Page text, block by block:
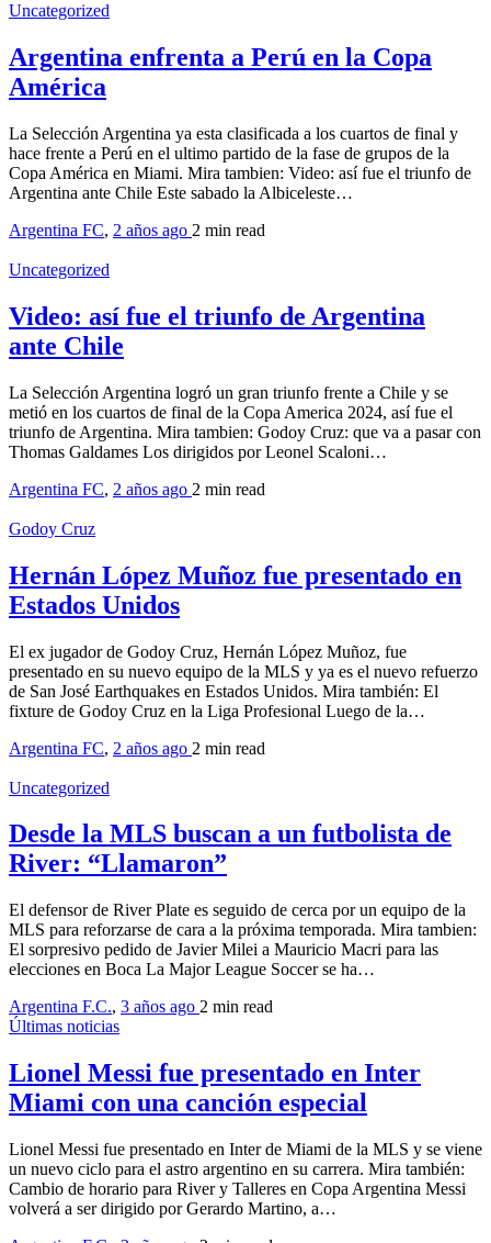
Uncategorized
Argentina enfrenta a Perú en la Copa
América
La Selección Argentina ya esta clasificada a los cuartos de final y
hace frente a Perú en el ultimo partido de la fase de grupos de la
Copa América en Miami. Mira tambien: Video: así fue el triunfo de
Argentina ante Chile Este sabado la Albiceleste…
Argentina FC, 2 años ago 2 min read
Uncategorized
Video: así fue el triunfo de Argentina
ante Chile
La Selección Argentina logró un gran triunfo frente a Chile y se
metió en los cuartos de final de la Copa America 2024, así fue el
triunfo de Argentina. Mira tambien: Godoy Cruz: que va a pasar con
Thomas Galdames Los dirigidos por Leonel Scaloni…
Argentina FC, 2 años ago 2 min read
Godoy Cruz
Hernán López Muñoz fue presentado en
Estados Unidos
El ex jugador de Godoy Cruz, Hernán López Muñoz, fue
presentado en su nuevo equipo de la MLS y ya es el nuevo refuerzo
de San José Earthquakes en Estados Unidos. Mira también: El
fixture de Godoy Cruz en la Liga Profesional Luego de la…
Argentina FC, 2 años ago 2 min read
Uncategorized
Desde la MLS buscan a un futbolista de
River: “Llamaron”
El defensor de River Plate es seguido de cerca por un equipo de la
MLS para reforzarse de cara a la próxima temporada. Mira tambien:
El sorpresivo pedido de Javier Milei a Mauricio Macri para las
elecciones en Boca La Major League Soccer se ha…
Argentina F.C., 3 años ago 2 min read
Últimas noticias
Lionel Messi fue presentado en Inter
Miami con una canción especial
Lionel Messi fue presentado en Inter de Miami de la MLS y se viene
un nuevo ciclo para el astro argentino en su carrera. Mira también:
Cambio de horario para River y Talleres en Copa Argentina Messi
volverá a ser dirigido por Gerardo Martino, a…